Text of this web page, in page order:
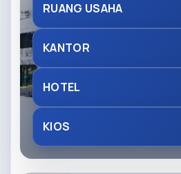
RUANG USAHA
KANTOR
HOTEL
KIOS